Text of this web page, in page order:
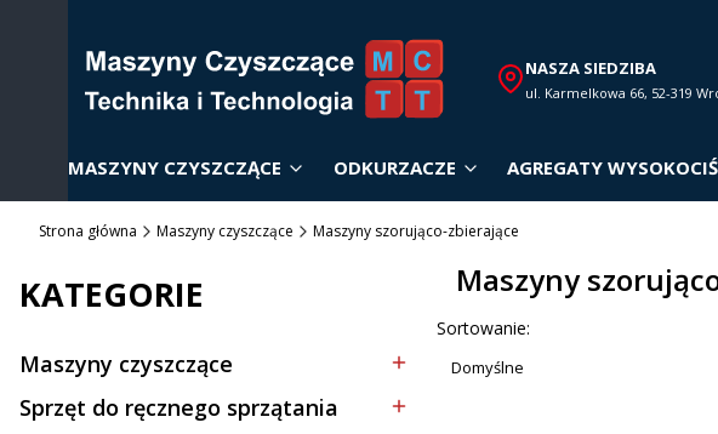
NASZA SIEDZIBA
ul. Karmelkowa 66, 52-319
MASZYNY CZYSZCZĄCE ODKURZACZE AGREGATY
Strona główna Maszyny czyszczące Maszyny szorująco-zbierające
KATEGORIE
Kategoria - Maszyny czyszczące
Maszyny czyszczące
Kategoria - Sprzęt do ręcznego sprzątania
Sprzęt do ręcznego sprzątania
Maszyny
Lista produktów
Sortowanie:
Domyślne